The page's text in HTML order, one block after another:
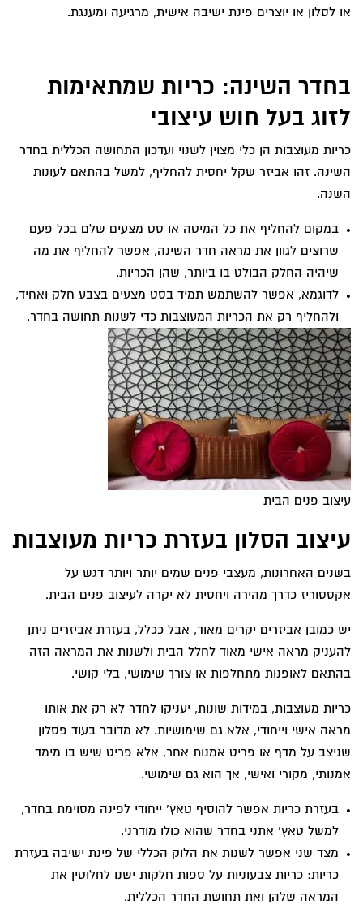
או לסלון או יוצרים פינת ישיבה אישית, מרגיעה ומענגת.
בחדר השינה: כריות שמתאימות
לזוג בעל חוש עיצובי
כריות מעוצבות הן כלי מצוין לשנוי ועדכון התחושה הכללית בחדר
השינה. זהו אביזר שקל יחסית להחליף, למשל בהתאם לעונות
השנה.
במקום להחליף את כל המיטה או סט מצעים שלם בכל פעם
שרוצים לגוון את מראה חדר השינה, אפשר להחליף את מה
שיהיה החלק הבולט בו ביותר, שהן הכריות.
לדוגמא, אפשר להשתמש תמיד בסט מצעים בצבע חלק ואחיד,
ולהחליף רק את הכריות המעוצבות כדי לשנות תחושה בחדר.
עיצוב פנים הבית
עיצוב הסלון בעזרת כריות מעוצבות
בשנים האחרונות, מעצבי פנים שמים יותר ויותר דגש על
אקססוריז כדרך מהירה ויחסית לא יקרה לעיצוב פנים הבית.
יש כמובן אביזרים יקרים מאוד, אבל ככלל, בעזרת אביזרים ניתן
להעניק מראה אישי מאוד לחלל הבית ולשנות את המראה הזה
בהתאם לאופנות מתחלפות או צורך שימושי, בלי קושי.
כריות מעוצבות, במידות שונות, יעניקו לחדר לא רק את אותו
מראה אישי וייחודי, אלא גם שימושיות. לא מדובר בעוד פסלון
שניצב על מדף או פריט אמנות אחר, אלא פריט שיש בו מימד
אמנותי, מקורי ואישי, אך הוא גם שימושי.
בעזרת כריות אפשר להוסיף טאץ’ ייחודי לפינה מסוימת בחדר,
למשל טאץ’ אתני בחדר שהוא כולו מודרני.
מצד שני אפשר לשנות את הלוק הכללי של פינת ישיבה בעזרת
כריות: כריות צבעוניות על ספות חלקות ישנו לחלוטין את
המראה שלהן ואת תחושת החדר הכללית.